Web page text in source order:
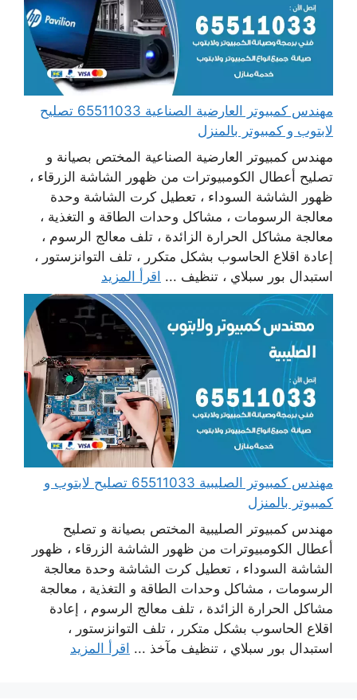
مهندس كمبيوتر العارضية الصناعية 65511033 تصليح
لابتوب و كمبيوتر بالمنزل
مهندس كمبيوتر العارضية الصناعية المختص بصيانة و
تصليح أعطال الكومبيوترات من ظهور الشاشة الزرقاء ،
ظهور الشاشة السوداء ، تعطيل كرت الشاشة وحدة
معالجة الرسومات ، مشاكل وحدات الطاقة و التغذية ،
معالجة مشاكل الحرارة الزائدة ، تلف معالج الرسوم ،
إعادة اقلاع الحاسوب بشكل متكرر ، تلف التوانزستور ،
استبدال بور سبلاي ، تنظيف ... اقرأ المزيد
مهندس كمبيوتر الصليبية 65511033 تصليح لابتوب و
كمبيوتر بالمنزل
مهندس كمبيوتر الصليبية المختص بصيانة و تصليح
أعطال الكومبيوترات من ظهور الشاشة الزرقاء ، ظهور
الشاشة السوداء ، تعطيل كرت الشاشة وحدة معالجة
الرسومات ، مشاكل وحدات الطاقة و التغذية ، معالجة
مشاكل الحرارة الزائدة ، تلف معالج الرسوم ، إعادة
اقلاع الحاسوب بشكل متكرر ، تلف التوانزستور ،
استبدال بور سبلاي ، تنظيف مآخذ ... اقرأ المزيد